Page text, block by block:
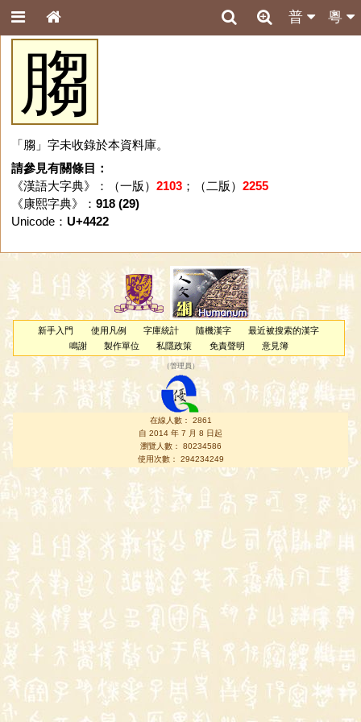
粵
普
䐢
「䐢」字未收錄於本資料庫。
請參見有關條目：
《漢語大字典》：（一版） 2103；（二版） 2255
《康熙字典》： 918 (29)
Unicode： U+4422
新手入門 使用凡例 字庫統計 隨機漢字
最近被搜索的漢字
鳴謝
製作單位 私隱政策 免責聲明 意見簿
（管理員 ）
在線人數： 2861
自 2014 年 7 月 8 日起
瀏覽人數： 80234586
使用次數： 294234249